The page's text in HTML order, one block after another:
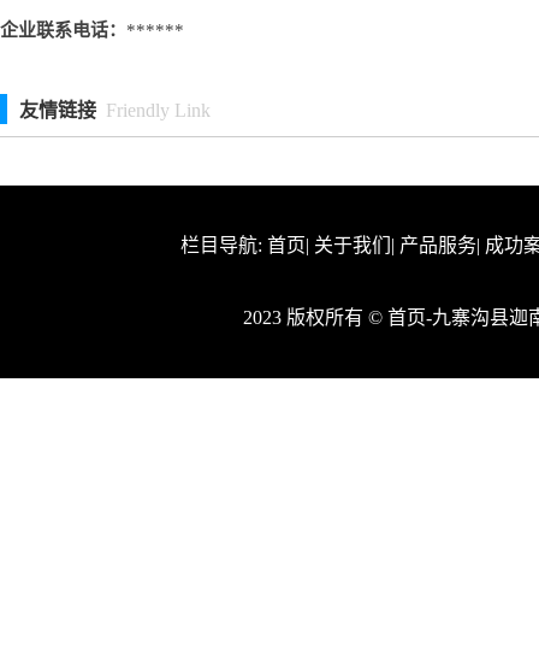
企业联系电话： ******
友情链接 Friendly Link
栏目导航: 首页| 关于我们 | 产品服务| 成功
2023 版权所有 © 首页-九寨沟县